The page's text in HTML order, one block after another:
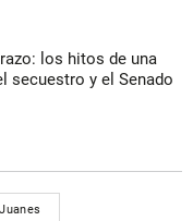
los hitos de una
secuestro y el Senado
Juanes